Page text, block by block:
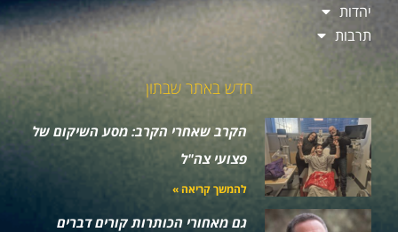
יהדות
תרבות
חדש באתר שבתון
הקרב שאחרי הקרב: מסע השיקום של
פצועי צה"ל
להמשך קריאה »
גם מאחורי הכותרות קורים דברים